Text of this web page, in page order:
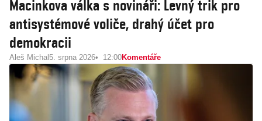
Macinkova válka s novináři: Levný trik pro
antisystémové voliče, drahý účet pro
demokracii
Aleš Michal 5. srpna 2026 12:00Komentáře